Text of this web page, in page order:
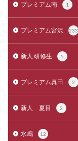
プレミアム南 1
プレミアム宮沢 233
新人 研修生 5
プレミアム真田 2
新人 夏目 2
水嶋 12